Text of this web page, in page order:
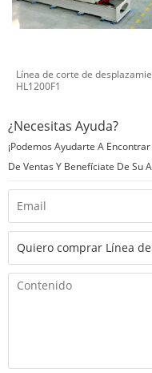
Línea de corte de
HL1200F1
¿Necesitas Ayuda?
¡Podemos Ayudarte A
De Ventas Y Benefíciate De Su